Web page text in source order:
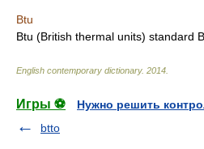
Btu
Btu (British thermal units) standard
English contemporary dictionary. 2014
Игры ⚽
Нужно решить
btto